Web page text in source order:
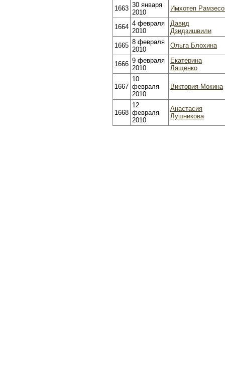
1663 30 января
2010
Имхотеп
1664 4 февраля
2010
Давид
Дзидзишвили
1665 8 февраля
2010
Ольга Блохина
1666 9 февраля
2010
Екатерина
Лященко
1667
10
февраля
2010
Виктория Мокина
1668
12
февраля
2010
Анастасия
Лушникова